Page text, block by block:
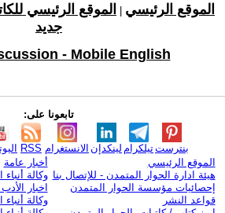
الموقع الرئيسي الموقع الرئيسي
جديد
- Mobile English
تابعونا على:
RSS الانستغرام لينكدإن تيلكرامبنترست
الموقع الرئيسي
هيئة ادارة الحوار المتمدن - للإتصال بنا
إحصائيات مؤسسة الحوار المتمدن
قواعد النشر
أخبار عامة
وكالة أنباء
اخبار
وكالة أنباء